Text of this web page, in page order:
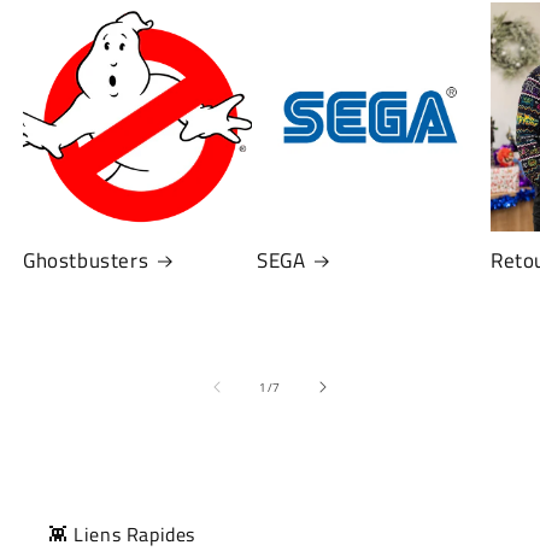
Ghostbusters SEGA
1 /de
7
👾 Liens Rapides